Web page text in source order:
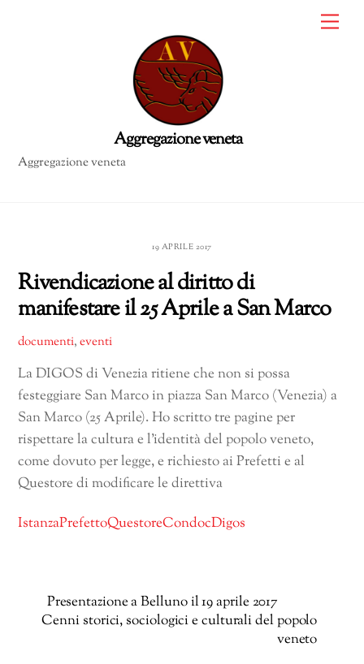
Aggregazione veneta
19 APRILE 2017
Rivendicazione al diritto di
manifestare il 25 Aprile a San Marco
documenti,eventi
La DIGOS di Venezia ritiene che non si possa
festeggiare San Marco in piazza San Marco (Venezia) a
San Marco (25 Aprile). Ho scritto tre pagine per
rispettare la cultura e l’identità del popolo veneto,
come dovuto per legge, e richiesto ai Prefetti e al
Questore di modificare le direttiva
IstanzaPrefettoQuestoreCondocDigos
Presentazione a Belluno il 19 aprile 2017
Cenni storici, sociologici e culturali del popolo
veneto